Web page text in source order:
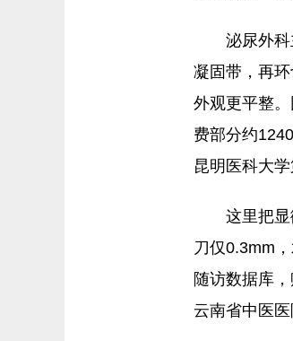
泌尿外
凝固带，再
外观更平整
费部分约1240
昆明医科大
这里把
刀仅0.3mm
随访数据库
云南省中医